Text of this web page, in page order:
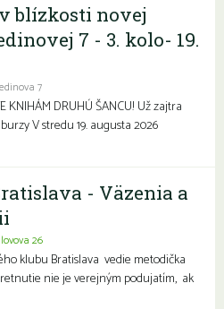
blízkosti novej
7 - 3. kolo- 19.
7
KNIHÁM DRUHÚ ŠANCU! Už zajtra
V stredu 19. augusta 2026
- Väzenia a
26
klubu Bratislava vedie metodička
nie je verejným podujatím, ak